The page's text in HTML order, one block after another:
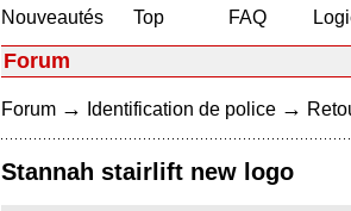
Nouveautés
Top
FAQ
Forum
Forum → Identification de police →
Stannah stairlift new logo